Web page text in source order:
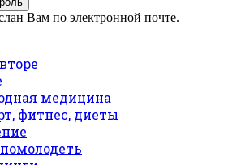
Вам по электронной почте.
медицина
фитнес, диеты